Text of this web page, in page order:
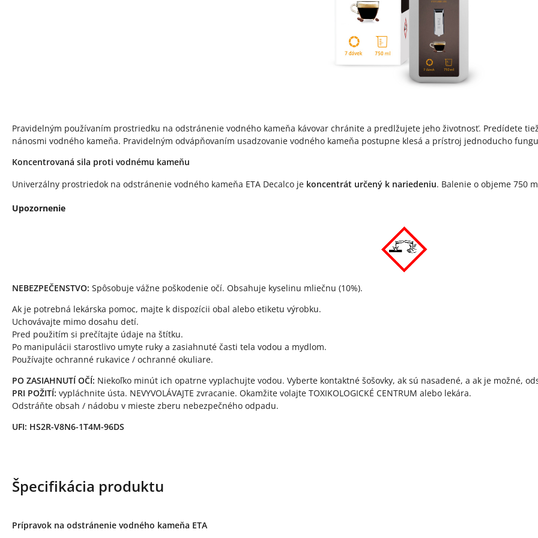
Pravidelným používaním prostriedku na odstránenie vodného kameňa kávovar chránite a predlžujete jeho životnosť. Predídete
nánosmi vodného kameňa. Pravidelným odvápňovaním usadzovanie vodného kameňa postupne klesá a prístroj jednoducho
Koncentrovaná sila proti vodnému kameňu
Univerzálny prostriedok na odstránenie vodného kameňa ETA Decalco je koncentrát určený k nariedeniu. Balenie o objeme 750
Upozornenie
NEBEZPEČENSTVO: Spôsobuje vážne poškodenie očí. Obsahuje kyselinu mliečnu (10%).
Ak je potrebná lekárska pomoc, majte k dispozícii obal alebo etiketu výrobku.
Uchovávajte mimo dosahu detí.
Pred použitím si prečítajte údaje na štítku.
Po manipulácii starostlivo umyte ruky a zasiahnuté časti tela vodou a mydlom.
Používajte ochranné rukavice / ochranné okuliare.
PO ZASIAHNUTÍ OČÍ: Niekoľko minút ich opatrne vyplachujte vodou. Vyberte kontaktné šošovky, ak sú nasadené, a ak je možné,
PRI POŽITÍ: vypláchnite ústa. NEVYVOLÁVAJTE zvracanie. Okamžite volajte TOXIKOLOGICKÉ CENTRUM alebo lekára.
Odstráňte obsah / nádobu v mieste zberu nebezpečného odpadu.
UFI: HS2R-V8N6-1T4M-96DS
Špecifikácia produktu
Prípravok na odstránenie vodného kameňa ETA